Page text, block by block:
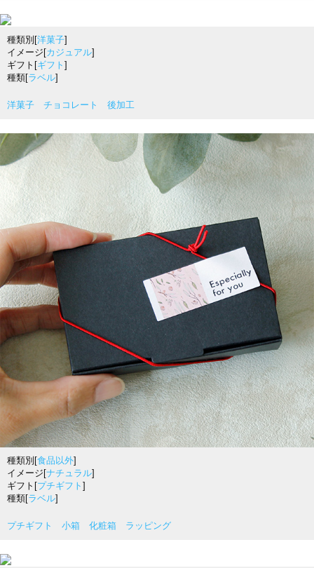
種類別[洋菓子]
イメージ[カジュアル]
ギフト[ギフト ]
種類[ラベル]
洋菓子 チョコレート 後加工
種類別[食品以外]
イメージ[ナチュラル]
ギフト[プチギフト ]
種類[ラベル]
プチギフト 小箱 化粧箱 ラッピング